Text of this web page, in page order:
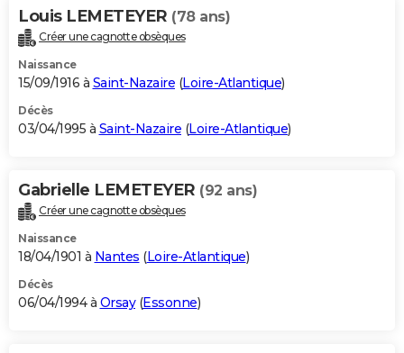
Louis LEMETEYER (78 ans)
Créer une cagnotte obsèques
Naissance
15/09/1916 à Saint-Nazaire (Loire-Atlantique)
Décès
03/04/1995 à Saint-Nazaire (Loire-Atlantique)
Gabrielle LEMETEYER (92 ans)
Créer une cagnotte obsèques
Naissance
18/04/1901 à Nantes (Loire-Atlantique)
Décès
06/04/1994 à Orsay(Essonne)